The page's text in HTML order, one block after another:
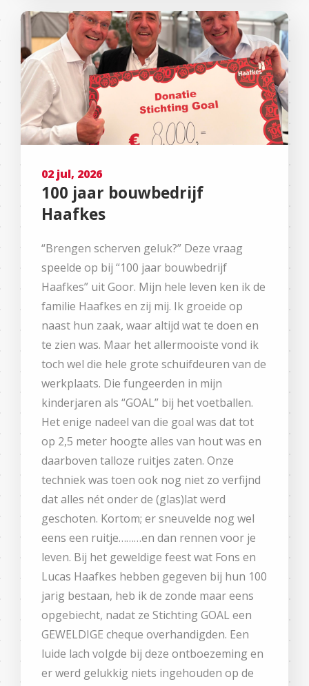
02 jul, 2026
100 jaar bouwbedrijf
Haafkes
“Brengen scherven geluk?” Deze vraag
speelde op bij “100 jaar bouwbedrijf
Haafkes” uit Goor. Mijn hele leven ken ik de
familie Haafkes en zij mij. Ik groeide op
naast hun zaak, waar altijd wat te doen en
te zien was. Maar het allermooiste vond ik
toch wel die hele grote schuifdeuren van de
werkplaats. Die fungeerden in mijn
kinderjaren als “GOAL” bij het voetballen.
Het enige nadeel van die goal was dat tot
op 2,5 meter hoogte alles van hout was en
daarboven talloze ruitjes zaten. Onze
techniek was toen ook nog niet zo verfijnd
dat alles nét onder de (glas)lat werd
geschoten. Kortom; er sneuvelde nog wel
eens een ruitje………en dan rennen voor je
leven. Bij het geweldige feest wat Fons en
Lucas Haafkes hebben gegeven bij hun 100
jarig bestaan, heb ik de zonde maar eens
opgebiecht, nadat ze Stichting GOAL een
GEWELDIGE cheque overhandigden. Een
luide lach volgde bij deze ontboezeming en
er werd gelukkig niets ingehouden op de